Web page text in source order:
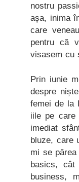
nostru
așa, inima
care
pentru că
visasem cu
Prin iunie
despre
femei de la
iile pe care
imediat
bluze, care
mi se
basics,
business,